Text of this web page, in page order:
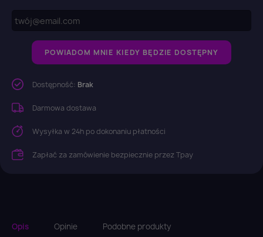
POWIADOM MNIE KIEDY BĘDZIE DOSTĘPNY
Dostępność: Brak
Darmowa dostawa
Wysyłka w 24h po dokonaniu płatności
Zapłać za zamówienie bezpiecznie przez Tpay
Opis Opinie Podobne produkty